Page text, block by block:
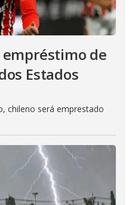
empréstimo de
Estados
chileno será emprestado